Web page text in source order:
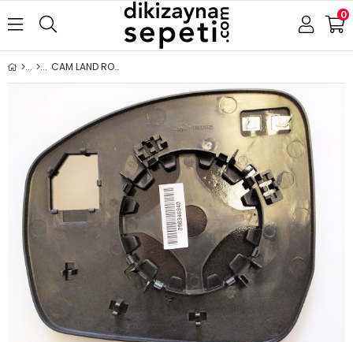
0
CAM LAND ROVER DİSCOVERY 4 -DİSCOVERY SPORT 2014- ISITMALI SAĞ